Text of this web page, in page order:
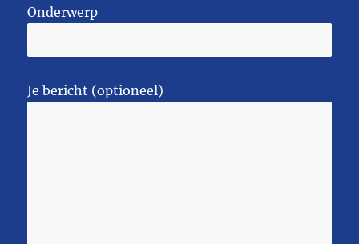
Onderwerp
Je bericht (optioneel)